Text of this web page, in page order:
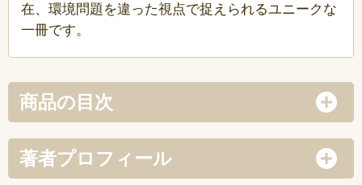
在、環境問題を違った視点で捉えられるユニークな
一冊です。
商品の目次
著者プロフィール